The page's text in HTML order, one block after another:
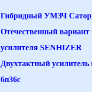
Гибридный УМЗЧ
Отечественный вариант
усилителя SENHIZER
Двухтактный
6п36с